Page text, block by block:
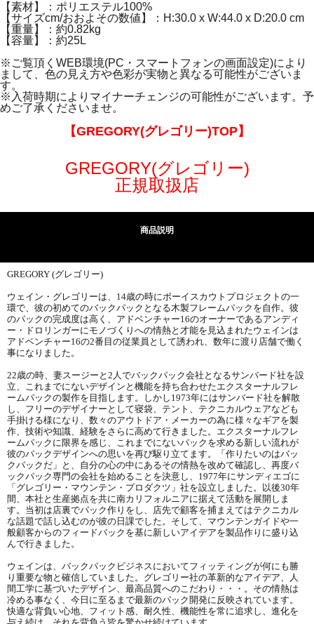
【素材】：ポリエステル100%
【サイズcm/おおよその数値】：H:30.0 x W:44.0 x D:20.0 cm
【重量】：約0.82kg
【容量】：約25L
※ご覧頂くWEB環境(PC・スマートフォンの画面設定)により
まして、色の見え方や色彩が実物と異なる可能性がございま
す。
※入荷時期によりマイナーチェンジの可能性がございます。予
めご了承くださいませ。
【GREGORY(グレゴリー)TOP】
GREGORY(グレゴリー)
正規取扱店
商品説明
GREGORY (グレゴリー)
ウェイン・グレゴリーは、14歳の時にボーイスカウトプロジェクトの一
環で、彼の初めてのバックパックとなる木製フレームパックを自作。彼
のパックの完成度は高く、アドベンチャー16のオーナーであるアンディ
ー・ドロリンガーにモノづくりへの情熱と才能を見込まれたウェインは
アドベンチャー16の2番目の従業員として誘われ、数年に渡り店舗で働く
事になりました。
22歳の時、妻スージーと2人でバックパック会社となるサンバード社を設
立、これまでにないデザインと機能を持ち合わせたエクスターナルフレ
ームパックの製作を目指します。しかし1973年にはサンバード社を解散
し、フリーのデザイナーとして寝袋、テント、テクニカルウェアなども
手掛ける様になり、数々のアウトドア・メーカーの為に様々なギアを製
作、技術や知識、経験をさらに高めて行きました。エクスターナルフレ
ームパックに限界を感じ、これまでにないパックを求める新しい流れが
彼のパックデザインへの思いを再び駆り立てます。「作りたいのはバッ
クパックだ」と、自分の心の中にあるその情熱を改めて確認し、再度バ
ックパック専門の会社を始めることを決意し、1977年にサンディエゴに
「グレゴリー・マウンテン・プロダクツ」社を設立しました。以後30年
間、本社と生産拠点を共に南カリフォルニアに据えて活動を展開しま
す。当初は店裏でパック作りをし、店先で顧客を捕まえてはテクニカル
な話題で話し込むのが彼の日課でした。そして、マウンテンガイドや一
般顧客からのフィードバックを基に新しいアイデアを製品作りに盛り込
んで行きました。
ウェインは、バックパックビジネスにおいてフィッティングが何にも勝
り重要な物と確信していました。グレゴリー社の革新的なアイデア、人
間工学に基づいたデザイン、最高品質へのこだわり・・・。その情熱は
冷める事なく、今日に至るまで最新のパック開発に反映されています。
快適な背負い心地、フィット感、耐久性、機能性を常に追求し、進化を